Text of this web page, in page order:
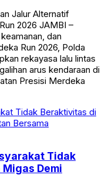
Jalur Alternatif
2026 JAMBI –
dan
Run 2026, Polda
rekayasa lalu lintas
arus kendaraan di
Presisi Merdeka
Tidak
Demi